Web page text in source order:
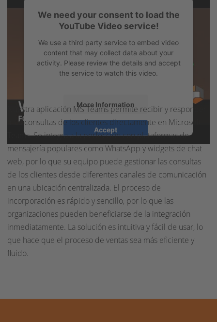
We need your consent to load the
YouTube Video service!
We use a third party service to embed video
content that may collect data about your
activity. Please review the details and accept
the service to watch this video.
More Information
Accept
powered byUsercentrics Consent
Management Platform
eRecht24
Nuestra aplicación MS Teams permite recibir y responder
a las consultas de los clientes directamente en Microsoft
Teams. Se integra a la perfección con plataformas de
mensajería populares como WhatsApp y widgets de chat
web, por lo que su equipo puede gestionar las consultas
de los clientes desde diferentes canales de comunicación
en una ubicación centralizada. El proceso de
incorporación es rápido y sencillo, por lo que las
organizaciones pueden beneficiarse de la integración
inmediatamente. La solución es intuitiva y fácil de usar, lo
que hace que el proceso de ventas sea más eficiente y
fluido.